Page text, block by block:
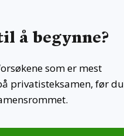
å begynne?
som er mest
privatisteksamen, før du